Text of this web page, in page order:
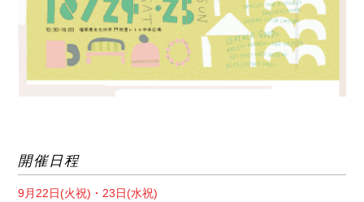
開催日程
9月22日(火祝)・23日(水祝)